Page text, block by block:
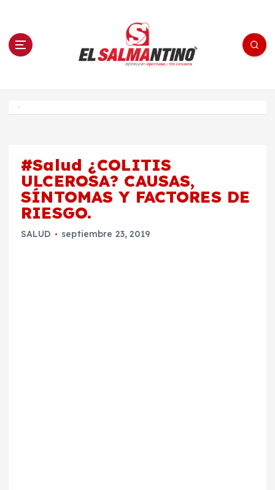
n El Salmantino - medios/noticias/editorial
#Salud ¿COLITIS
ULCEROSA? CAUSAS,
SÍNTOMAS Y FACTORES DE
RIESGO.
SALUD septiembre 23, 2019